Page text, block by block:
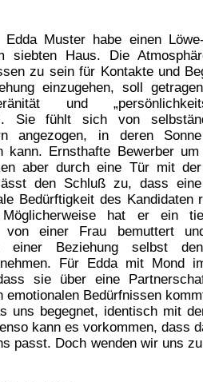
Muster habe einen
siebten Haus. Die
zu sein für Kontakte und
einzugehen, soll
und
Sie fühlt sich von
angezogen, in deren
kann. Ernsthafte Bewerber
aber durch eine Tür mit
lässt den Schluß zu, dass
Bedürftigkeit des Kandidaten
hat er ein
von einer Frau bemuttert
Beziehung selbst
Für Edda mit Mond
sie über eine
emotionalen Bedürfnissen
uns begegnet, identisch mit
kann es vorkommen, dass
passt. Doch wenden wir uns